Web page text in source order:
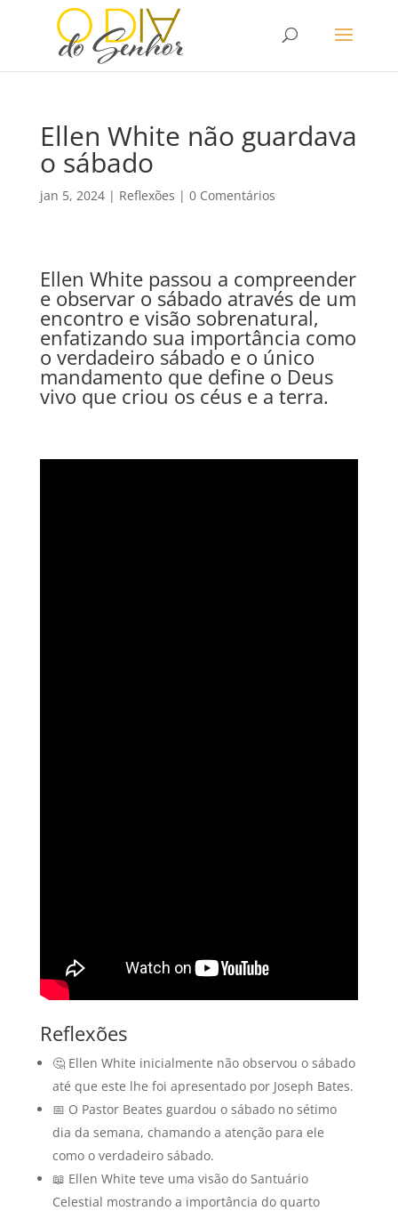
Ellen White não guardava
o sábado
jan 5, 2024| Reflexões | 0 Comentários
Ellen White passou a compreender
e observar o sábado através de um
encontro e visão sobrenatural,
enfatizando sua importância como
o verdadeiro sábado e o único
mandamento que define o Deus
vivo que criou os céus e a terra.
Reflexões
🤔 Ellen White inicialmente não observou o sábado
até que este lhe foi apresentado por Joseph Bates.
📅 O Pastor Beates guardou o sábado no sétimo
dia da semana, chamando a atenção para ele
como o verdadeiro sábado.
📖 Ellen White teve uma visão do Santuário
Celestial mostrando a importância do quarto